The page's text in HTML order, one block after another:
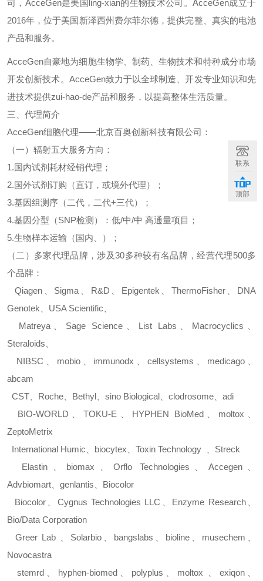
司， AcceGen是美国 ling-xian的生物技术公司。AcceGen成立于
2016年，位于美国新泽西州费尔菲尔德，提供完整、真实的电池
产品和服务。
AcceGen自豪地为细胞生物学、制药、生物技术和特种成分市场
开发创新技术。 AcceGen致力于以全球制造、开发专业知识和先
进技术提供zui-hao-de产品和服务，以提高整体生活质量。
三、代理简介
AcceGen细胞代理——北京百奥创新科技有限公司：
（一）辐射五大服务方向：
1.国内试剂耗材经销代理；
2.国外试剂订购（直订，或境外代理）；
3.基因组测序（二代，二代+三代）；
4.基因分型（SNP检测）：低/中/中 高通量项目；
5.生物样本运输（国内、）；
（二）多家代理品牌，涉及30多种较有名品牌，经营代理500多
个品牌：
Qiagen
Sigma R&D Epigentek ThermoFisher、 DNA
Genotek
USA Scientific
Matreya、 Sage Science List Labs Macrocyclics
Steraloids
NIBSC
mobio、 immunodx 、cellsystems medicago
abcam
CST
Roche Bethyl sino Biological clodrosome
adi
BIO-WORLD 、TOKU-E HYPHEN BioMed、 moltox
ZeptoMetrix
International Humic
biocytex Toxin Technology
Streck
Elastin
biomax Orflo Technologies Accegen、
Advbiomart
genlantis
Biocolor
Biocolor、 Cygnus Technologies LLC Enzyme Research、
Bio/Data Corporation
Greer Lab
Solarbio bangslabs bioline musechem
Novocastra
stemrd、 hyphen-biomed、 polyplus moltox exiqon、
联系
顶部